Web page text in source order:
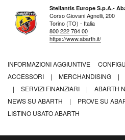
Stellantis Europe S.p.A.-
Corso Giovani Agnelli, 200
Torino (TO) - Italia
800 222 784 00
https://www.abarth.it/
INFORMAZIONI AGGIUNTIVE
ACCESSORI
| MERCHANDISING |
|
SERVIZI FINANZIARI | ABARTH
NEWS SU ABARTH
| PROVE SU
LISTINO USATO ABARTH